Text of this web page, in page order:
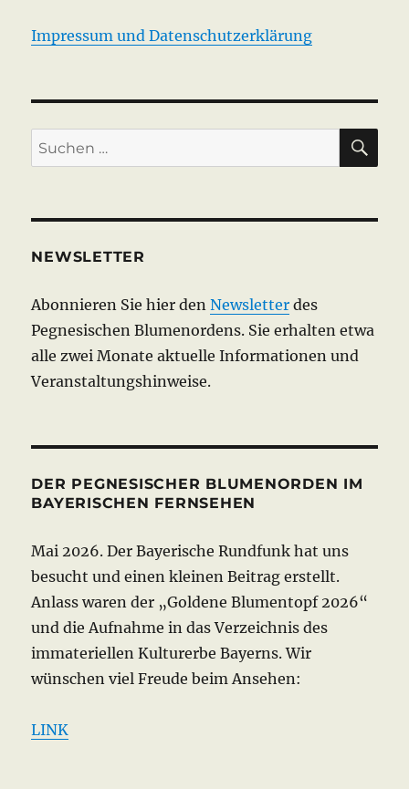
Impressum und Datenschutzerklärung
Suchen
nach:
NEWSLETTER
Abonnieren Sie hier denNewsletter des
Pegnesischen Blumenordens. Sie erhalten etwa
alle zwei Monate aktuelle Informationen und
Veranstaltungshinweise.
DER PEGNESISCHER BLUMENORDEN IM
BAYERISCHEN FERNSEHEN
Mai 2026. Der Bayerische Rundfunk hat uns
besucht und einen kleinen Beitrag erstellt.
Anlass waren der „Goldene Blumentopf 2026“
und die Aufnahme in das Verzeichnis des
immateriellen Kulturerbe Bayerns. Wir
wünschen viel Freude beim Ansehen:
LINK